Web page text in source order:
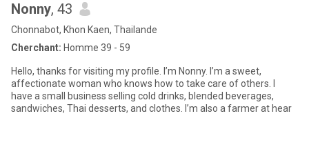
Nonny, 43
Chonnabot, Khon Kaen, Thailande
Cherchant: Homme 39 - 59
Hello, thanks for visiting my profile. I’m Nonny. I’m a sweet,
affectionate woman who knows how to take care of others. I
have a small business selling cold drinks, blended beverages,
sandwiches, Thai desserts, and clothes. I’m also a farmer at hear